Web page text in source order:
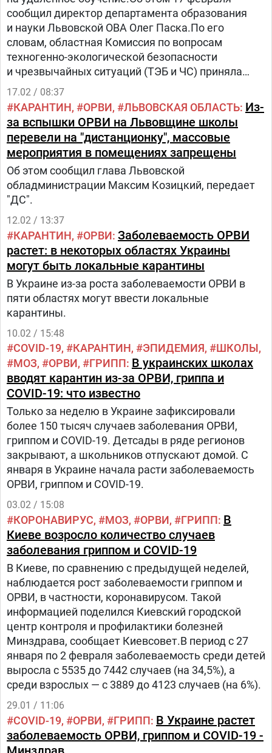
сообщил директор департамента образования
и науки Львовской ОВА Олег Паска.По его
словам, областная Комиссия по вопросам
техногенно-экологической безопасности
и чрезвычайных ситуаций (ТЭБ и ЧС) приняла
решение перевести учебные заведения области
на дистанционное обучение до 28 февраля.
«Таким образом мы сможем уменьшить
скопление детей и соответственно рост
заболеваемости среди школьников.
17.02 / 08:37
КАРАНТИН ОРВИ ЛЬВОВСКАЯ ОБЛАСТЬ Из-
за вспышки ОРВИ на Львовщине школы
перевели на "дистанционку", массовые
мероприятия в помещениях запрещены
Об этом сообщил глава Львовской
обладминистрации Максим Козицкий, передает
"ДС".
12.02 / 13:37
КАРАНТИН ОРВИ Заболеваемость ОРВИ
растет: в некоторых областях Украины
могут быть локальные карантины
В Украине из-за роста заболеваемости ОРВИ в
пяти областях могут ввести локальные
карантины.
10.02 / 15:48
COVID-19 КАРАНТИН ЭПИДЕМИЯ
ШКОЛЫ
МОЗ
ОРВИ ГРИПП В украинских школах
вводят карантин из-за ОРВИ, гриппа и
COVID-19: что известно
Только за неделю в Украине зафиксировали
более 150 тысяч случаев заболевания ОРВИ,
гриппом и COVID-19. Детсады в ряде регионов
закрывают, а школьников отпускают домой. С
января в Украине начала расти заболеваемость
ОРВИ, гриппом и COVID-19.
03.02 / 15:08
КОРОНАВИРУС МОЗ ОРВИ ГРИПП В
Киеве возросло количество случаев
заболевания гриппом и COVID-19
В Киеве, по сравнению с предыдущей неделей,
наблюдается рост заболеваемости гриппом и
ОРВИ, в частности, коронавирусом. Такой
информацией поделился Киевский городской
центр контроля и профилактики болезней
Минздрава, сообщает Киевсовет.В период с 27
января по 2 февраля заболеваемость среди детей
выросла с 5535 до 7442 случаев (на 34,5%), а
среди взрослых — с 3889 до 4123 случаев (на 6%).
29.01 / 11:06
COVID-19 ОРВИ ГРИПП В Украине растет
заболеваемость ОРВИ, гриппом и COVID-19 -